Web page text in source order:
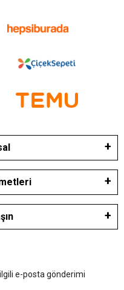
e-posta gönderimi